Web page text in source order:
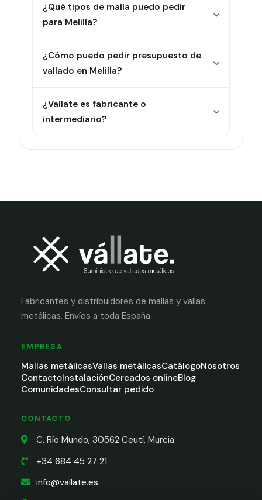
¿Qué tipos de malla puedo pedir
para Melilla?
¿Cómo puedo pedir presupuesto de
vallado en Melilla?
¿Vallate es fabricante o
intermediario?
Fabricantes y distribuidores de mallas y vallas
metálicas. Envíos a toda España.
EMPRESA
Mallas metálicasVallas metálicasCatálogoNosotros
ContactoInstalaciónCercados onlineBlog
ComunidadesConsultar pedido
CONTACTO
C. Río Mundo, 30562 Ceutí, Murcia
+34 684 45 27 21
info@vallate.es